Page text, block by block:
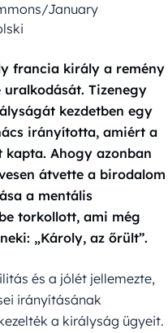
January
francia király a remény
Tizenegy
kezdetben egy
irányította, amiért a
kapta. Ahogy azonban
átvette a birodalom
a mentális
torkollott, ami még
„Károly, az őrült”.
és a jólét jellemezte,
irányításának
a királyság ügyeit.